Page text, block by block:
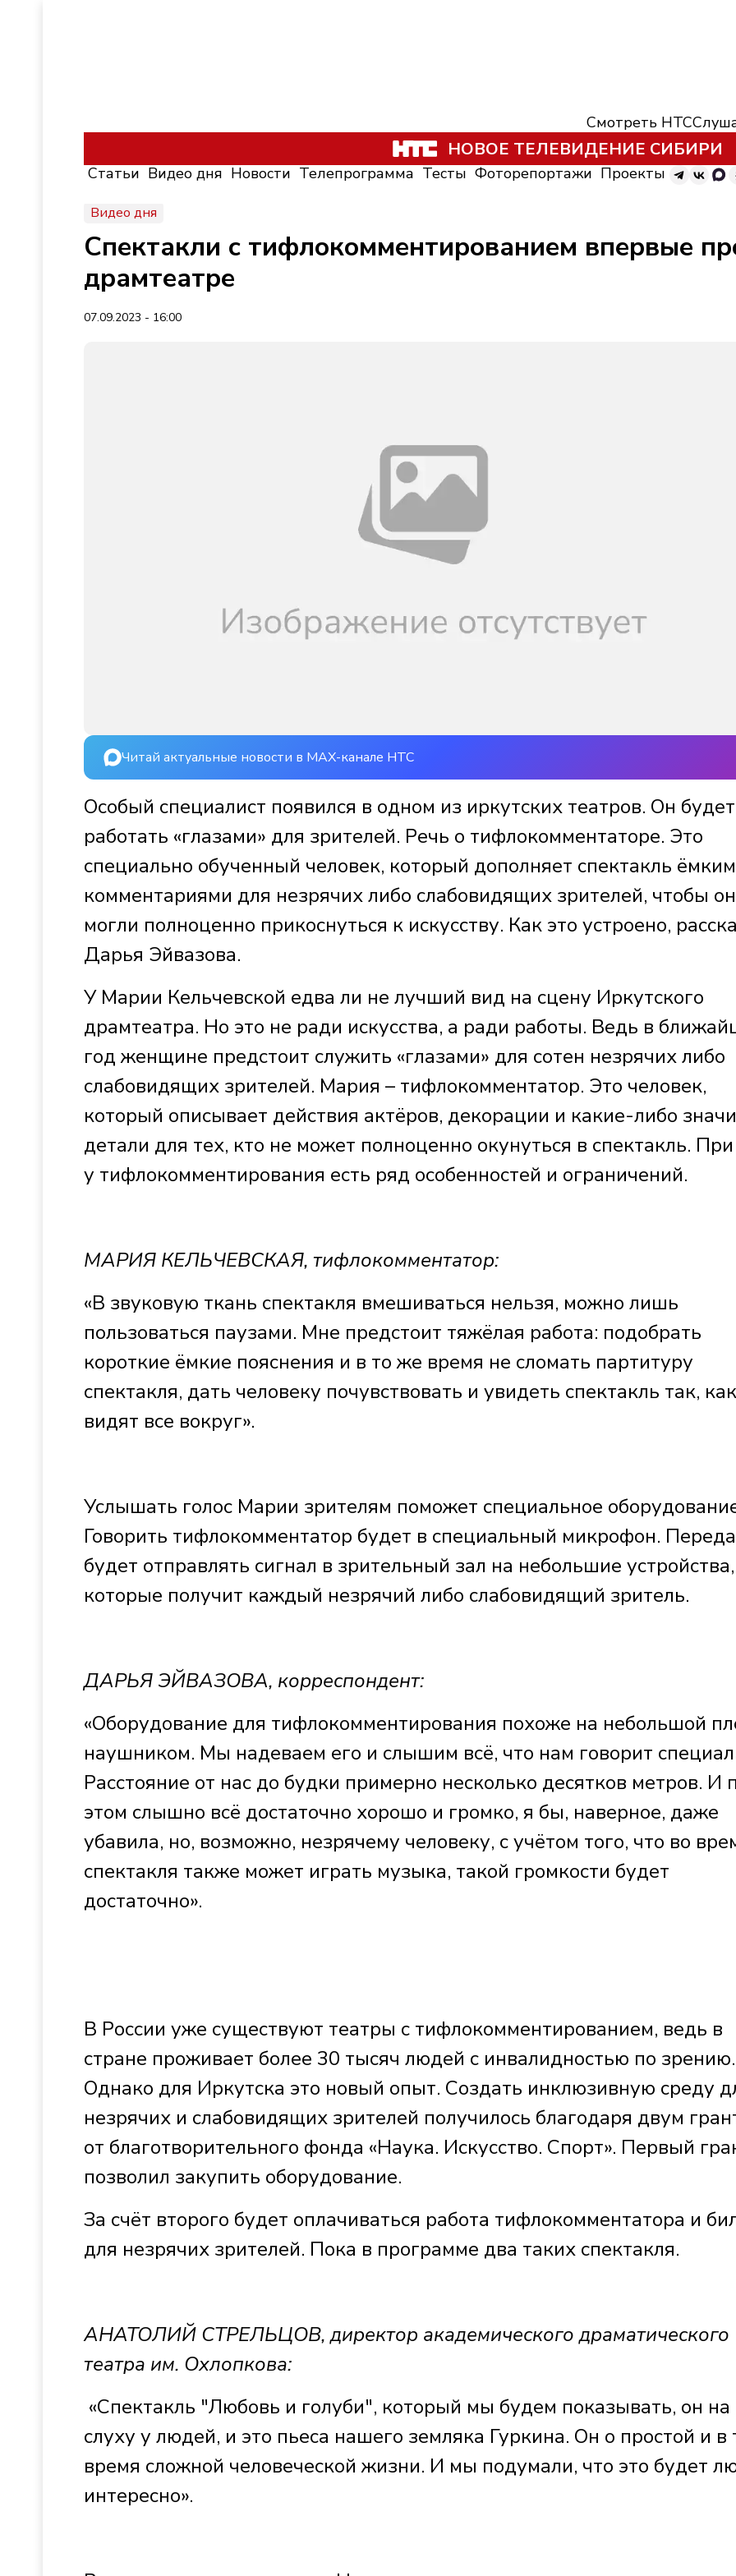
Смотреть НТС
НОВОЕ ТЕЛЕВИДЕНИЕ СИБИРИ
Статьи Видео дня Новости Телепрограмма Тесты Фоторепортажи Проекты
Видео дня
Спектакли с тифлокомментированием впервые
драмтеатре
07.09.2023 - 16:00
Читай актуальные новости в MAX-канале НТС
Особый специалист появился в одном из иркутских театров. Он будет
работать «глазами» для зрителей. Речь о тифлокомментаторе. Это
специально обученный человек, который дополняет спектакль
комментариями для незрячих либо слабовидящих зрителей, чтобы
могли полноценно прикоснуться к искусству. Как это устроено,
Дарья Эйвазова.
У Марии Кельчевской едва ли не лучший вид на сцену Иркутского
драмтеатра. Но это не ради искусства, а ради работы. Ведь в
год женщине предстоит служить «глазами» для сотен незрячих либо
слабовидящих зрителей. Мария – тифлокомментатор. Это человек,
который описывает действия актёров, декорации и какие-либо
детали для тех, кто не может полноценно окунуться в спектакль.
у тифлокомментирования есть ряд особенностей и ограничений.
МАРИЯ КЕЛЬЧЕВСКАЯ, тифлокомментатор:
«В звуковую ткань спектакля вмешиваться нельзя, можно лишь
пользоваться паузами. Мне предстоит тяжёлая работа: подобрать
короткие ёмкие пояснения и в то же время не сломать партитуру
спектакля, дать человеку почувствовать и увидеть спектакль так,
видят все вокруг».
Услышать голос Марии зрителям поможет специальное
Говорить тифлокомментатор будет в специальный микрофон.
будет отправлять сигнал в зрительный зал на небольшие устройства,
которые получит каждый незрячий либо слабовидящий зритель.
ДАРЬЯ ЭЙВАЗОВА, корреспондент:
«Оборудование для тифлокомментирования похоже на небольшой
наушником. Мы надеваем его и слышим всё, что нам говорит
Расстояние от нас до будки примерно несколько десятков метров. И
этом слышно всё достаточно хорошо и громко, я бы, наверное, даже
убавила, но, возможно, незрячему человеку, с учётом того, что во
спектакля также может играть музыка, такой громкости будет
достаточно».
В России уже существуют театры с тифлокомментированием, ведь в
стране проживает более 30 тысяч людей с инвалидностью по зрению.
Однако для Иркутска это новый опыт. Создать инклюзивную среду
незрячих и слабовидящих зрителей получилось благодаря двум
от благотворительного фонда «Наука. Искусство. Спорт». Первый
позволил закупить оборудование.
За счёт второго будет оплачиваться работа тифлокомментатора и
для незрячих зрителей. Пока в программе два таких спектакля.
АНАТОЛИЙ СТРЕЛЬЦОВ, директор академического драматического
театра им. Охлопкова:
«Спектакль "Любовь и голуби", который мы будем показывать, он на
слуху у людей, и это пьеса нашего земляка Гуркина. Он о простой и в
время сложной человеческой жизни. И мы подумали, что это будет
интересно».